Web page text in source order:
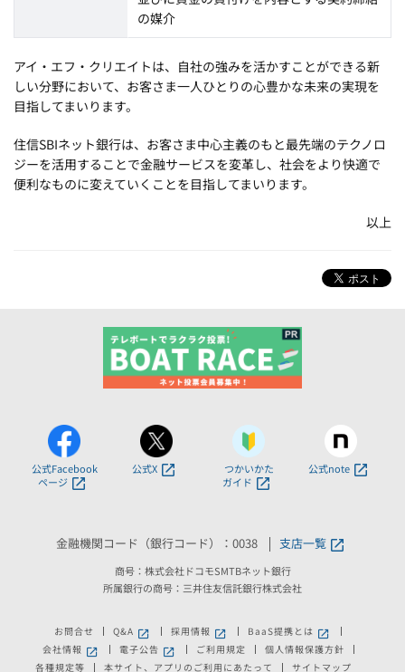
の媒介
アイ・エフ・クリエイトは、自社の強みを活かすことができる新
しい分野において、お客さま一人ひとりの心豊かな未来の実現を
目指してまいります。
住信SBIネット銀行は、お客さま中心主義のもと最先端のテクノロ
ジーを活用することで金融サービスを変革し、社会をより快適で
便利なものに変えていくことを目指してまいります。
以上
公式Facebook
ページ
公式X
つかいかた
ガイド
公式note
金融機関コード（銀行コード）：0038 支店一覧
商号：株式会社ドコモSMTBネット銀行
所属銀行の商号：三井住友信託銀行株式会社
お問合せ Q&A 新しいウィンドウで開きます。
採用情報 新しいウィンドウで開きます。
BaaS提携とは 新しいウィンドウ
会社情報新しいウィンドウで開きます。
電子公告新しいウィンドウで開きます。
ご利用規定
個人情報保護方針
各種規定等
本サイト、アプリのご利用にあたって サイトマップ